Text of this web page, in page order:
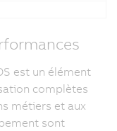
est un élément
complètes
métiers et aux
sont